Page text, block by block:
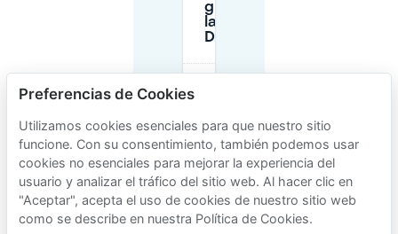
gratuitas en
la zona de
Driekoningen?
opciones de
aparcamiento
en la calle
cerca de
Driekoningen
y sus límites
de tiempo
Preferencias de Cookies
Utilizamos cookies esenciales para que nuestro sitio
funcione. Con su consentimiento, también podemos usar
cookies no esenciales para mejorar la experiencia del
usuario y analizar el tráfico del sitio web. Al hacer clic en
"Aceptar", acepta el uso de cookies de nuestro sitio web
como se describe en nuestra Política de Cookies.